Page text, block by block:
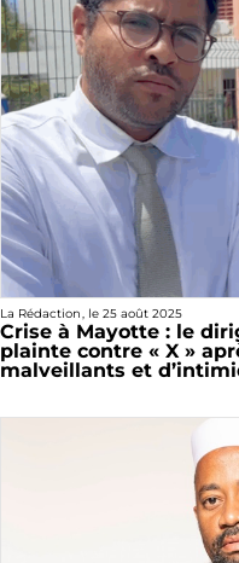
La Rédaction, le 25 août 2025
Crise à Mayotte : le
plainte contre « X »
malveillants et